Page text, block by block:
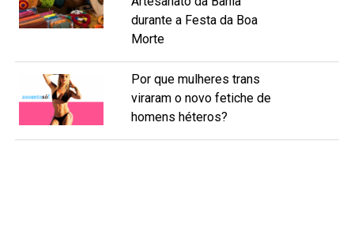
durante a Festa da Boa
Morte
Por que mulheres trans
viraram o novo fetiche de
homens héteros?